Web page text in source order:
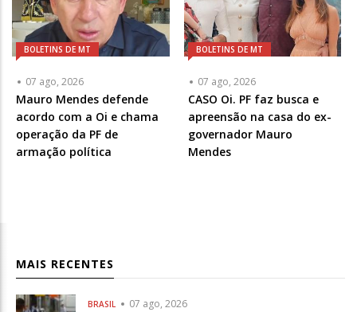
BOLETINS DE MT
07 ago, 2026
Mauro Mendes defende
acordo com a Oi e chama
operação da PF de
armação política
BOLETINS DE MT
07 ago, 2026
CASO Oi. PF faz busca e
apreensão na casa do ex-
governador Mauro
Mendes
MAIS RECENTES
BRASIL 07 ago, 2026